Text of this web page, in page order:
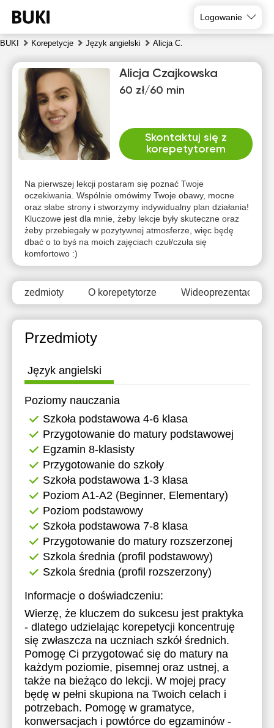
Logowanie
BUKI Korepetycje Język angielski Alicja C.
Alicja Czajkowska
60 zł/60 min
Skontaktuj się z
korepetytorem
Na pierwszej lekcji postaram się poznać Twoje
oczekiwania. Wspólnie omówimy Twoje obawy, mocne
oraz słabe strony i stworzymy indywidualny plan działania!
Kluczowe jest dla mnie, żeby lekcje były skuteczne oraz
żeby przebiegały w pozytywnej atmosferze, więc będę
dbać o to byś na moich zajęciach czuł/czuła się
komfortowo :)
Przedmioty O korepetytorze Wideoprezentacja
Przedmioty
Język angielski
Poziomy nauczania
Szkoła podstawowa 4-6 klasa
Przygotowanie do matury podstawowej
Egzamin 8-klasisty
Przygotowanie do szkoły
Szkoła podstawowa 1-3 klasa
Poziom A1-A2 (Beginner, Elementary)
Poziom podstawowy
Szkoła podstawowa 7-8 klasa
Przygotowanie do matury rozszerzonej
Szkola średnia (profil podstawowy)
Szkola średnia (profil rozszerzony)
Informacje o doświadczeniu:
Wierzę, że kluczem do sukcesu jest praktyka
- dlatego udzielając korepetycji koncentruję
się zwłaszcza na uczniach szkół średnich.
Pomogę Ci przygotować się do matury na
każdym poziomie, pisemnej oraz ustnej, a
także na bieżąco do lekcji. W mojej pracy
będę w pełni skupiona na Twoich celach i
potrzebach. Pomogę w gramatyce,
konwersacjach i powtórce do egzaminów -
8
9
10
11
12
Brak
dostępnych
terminów
14:30
15:00
17:00
18:00
18:30
19:00
19:30
20:00
20:30
21:00
Brak
dostępnych
terminów
Brak
dostępnych
terminów
Brak
dostępnych
terminów
Brak
dostępnych
terminów